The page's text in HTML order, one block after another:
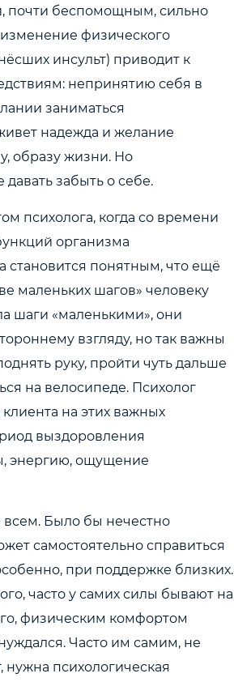
почти беспомощным, сильно
физического
инсульт) приводит к
непринятию себя в
заниматься
надежда и желание
образу жизни. Но
забыть о себе.
психолога, когда со времени
организма
становится понятным, что ещё
маленьких шагов» человеку
шаги «маленькими», они
взгляду, но так важны
руку, пройти чуть дальше
на велосипеде. Психолог
на этих важных
выздоровления
энергию, ощущение
всем. Было бы нечестно
самостоятельно справиться
при поддержке близких.
часто у самих силы бывают на
физическим комфортом
Часто им самим, не
психологическая